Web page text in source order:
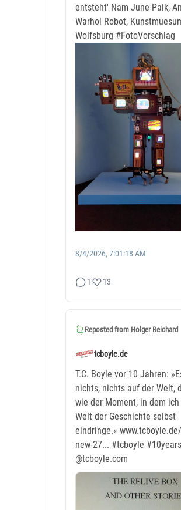
entsteht' Nam June Paik,
Warhol Robot,
Wolfsburg #FotoVorschlag
8/4/2026, 7:01:18 AM
1 13
Reposted from Holger Reichard
tcboyle.de
T.C. Boyle vor 10 Jahren:
nichts, nichts auf der Welt,
wie der Moment, in dem
Welt der Geschichte selbst
eindringe.«
new-27... #tcboyle
@tcboyle.com